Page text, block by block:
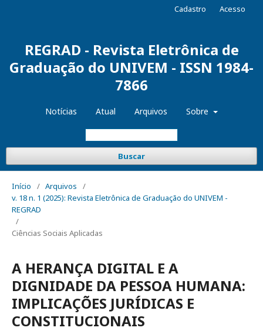
REGRAD - Revista Eletrônica de
Graduação do UNIVEM - ISSN 1984-
7866
Notícias Atual Arquivos Sobre
Buscar
Cadastro Acesso
Início / Arquivos
/
v. 18 n. 1 (2025): Revista Eletrônica de Graduação do UNIVEM -
REGRAD
/
Ciências Sociais Aplicadas
A HERANÇA DIGITAL E A
DIGNIDADE DA PESSOA HUMANA:
IMPLICAÇÕES JURÍDICAS E
CONSTITUCIONAIS